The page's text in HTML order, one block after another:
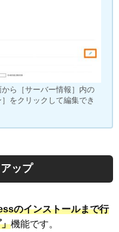
ら［サーバー情報］内の
をクリックして編集でき
ップ
のインストールまで行
機能です。